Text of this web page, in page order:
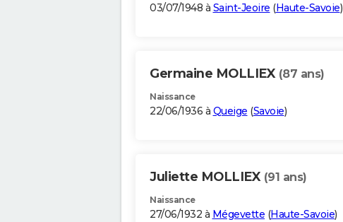
03/07/1948 à Saint-Jeoire (Haute-Savoie)
Germaine MOLLIEX (87 ans)
Naissance
22/06/1936 à Queige (Savoie)
Juliette MOLLIEX (91 ans)
Naissance
27/06/1932 à Mégevette (Haute-Savoie)